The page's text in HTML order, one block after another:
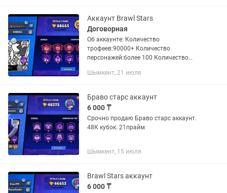
Аккаунт Brawl Stars
Договорная
Об аккаунте: Количество
трофеев:90000+ Количество
персонажей:более 100 Количество
хорошие скины и прокачка бойцов, а
Шымкент, 21 июля
Браво старс аккаунт
6 000 ₸
Срочно продаю Браво старс аккаунт.
48К кубок. 21прайм
Шымкент, 15 июля
Brawl Stars аккаунт
6 000 ₸